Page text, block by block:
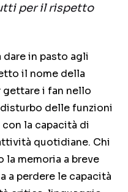
per il rispetto
in pasto agli
il nome della
gettare i fan nello
delle funzioni
la capacità di
quotidiane. Chi
la memoria a breve
a perdere le capacità